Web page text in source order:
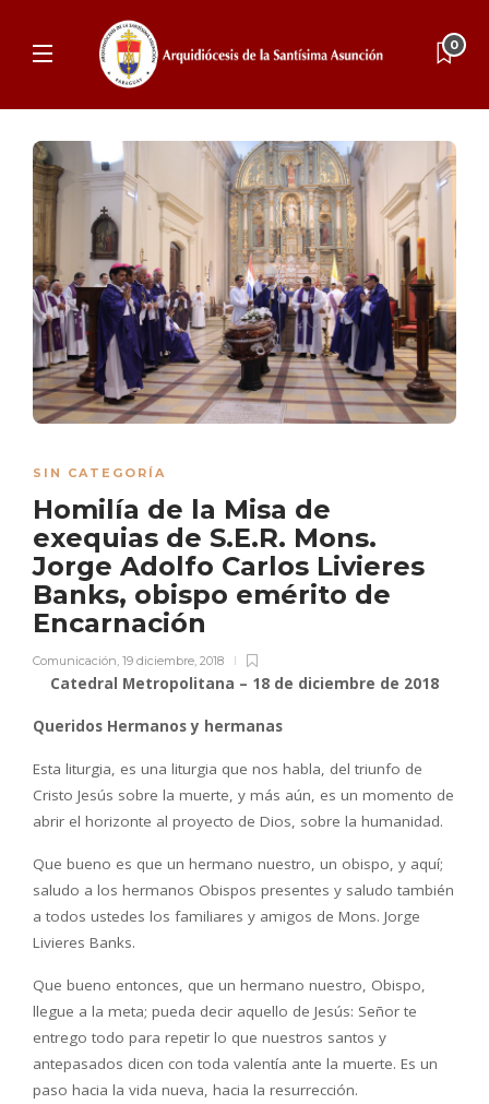
0
SIN CATEGORÍA
Homilía de la Misa de
exequias de S.E.R. Mons.
Jorge Adolfo Carlos Livieres
Banks, obispo emérito de
Encarnación
Comunicación 19 diciembre, 2018
Catedral Metropolitana – 18 de diciembre de 2018
Queridos Hermanos y hermanas
Esta liturgia, es una liturgia que nos habla, del triunfo de
Cristo Jesús sobre la muerte, y más aún, es un momento de
abrir el horizonte al proyecto de Dios, sobre la humanidad.
Que bueno es que un hermano nuestro, un obispo, y aquí;
saludo a los hermanos Obispos presentes y saludo también
a todos ustedes los familiares y amigos de Mons. Jorge
Livieres Banks.
Que bueno entonces, que un hermano nuestro, Obispo,
llegue a la meta; pueda decir aquello de Jesús: Señor te
entrego todo para repetir lo que nuestros santos y
antepasados dicen con toda valentía ante la muerte. Es un
paso hacia la vida nueva, hacia la resurrección.